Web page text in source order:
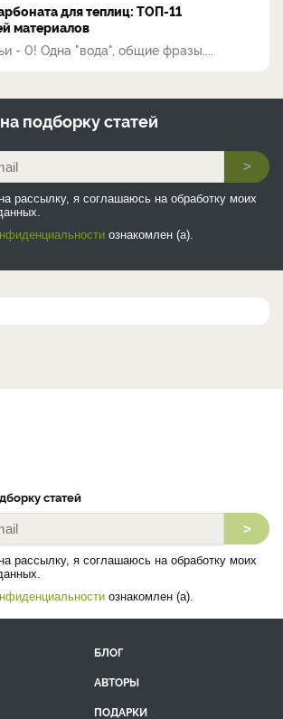
для теплиц: ТОП-11
материалов
- 0! Одна "вода", общие фразы....
подборку статей
>
рассылку, я соглашаюсь на обработку моих
ознакомлен (а).
статей
>
рассылку, я соглашаюсь на обработку моих
ознакомлен (а).
БЛОГ
АВТОРЫ
ПОДАРКИ